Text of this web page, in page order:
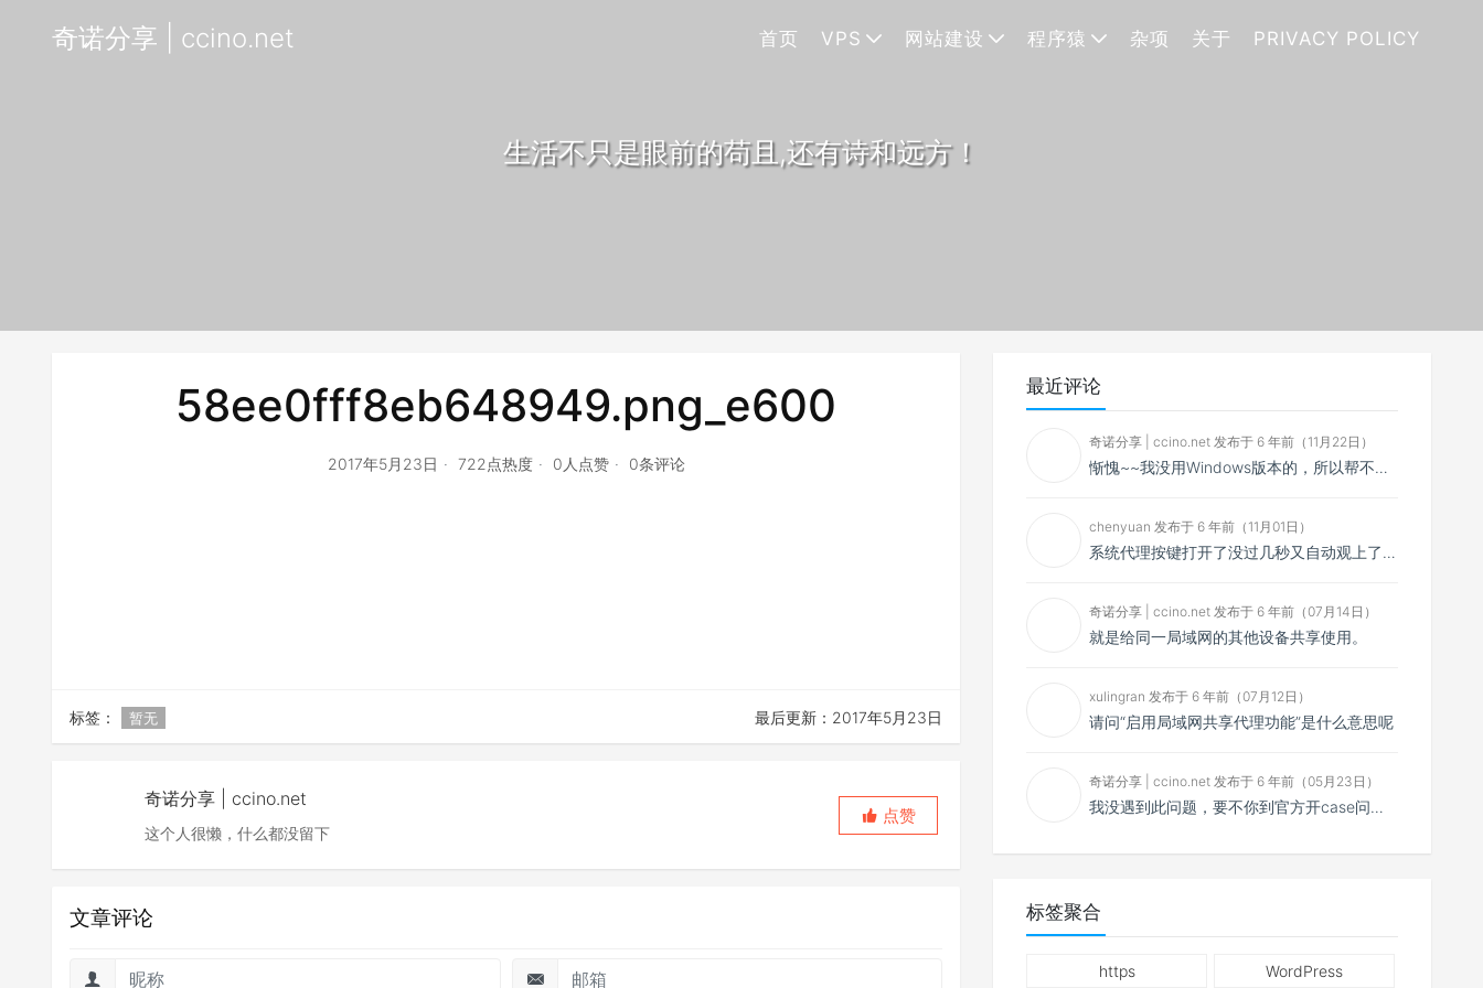
奇诺分享 | ccino.net 首页 VPS 网站建设 程序猿 杂项 关于 PRIVACY POLICY
生活不只是眼前的苟且,还有诗和远方！
58ee0fff8eb648949.png_e600
2017年5月23日 722点热度 0人点赞 0条评论
标签： 暂无 最后更新：2017年5月23日
奇诺分享 | ccino.net
这个人很懒，什么都没留下
点赞
文章评论
最近评论
奇诺分享 | ccino.net 发布于 6 年前（11月22日）
惭愧~~我没用Windows版本的，所以帮不了你~~
chenyuan 发布于 6 年前（11月01日）
系统代理按键打开了没过几秒又自动观上了，导致一直打开不了，是什么问题呢？感谢大佬，请帮帮忙！谢谢！
奇诺分享 | ccino.net 发布于 6 年前（07月14日）
就是给同一局域网的其他设备共享使用。
xulingran 发布于 6 年前（07月12日）
请问“启用局域网共享代理功能”是什么意思呢
奇诺分享 | ccino.net 发布于 6 年前（05月23日）
我没遇到此问题，要不你到官方开case问问看？
标签聚合
https WordPress